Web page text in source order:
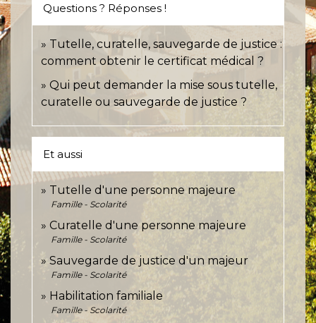
Questions ? Réponses !
Tutelle, curatelle, sauvegarde de justice :
comment obtenir le certificat médical ?
Qui peut demander la mise sous tutelle,
curatelle ou sauvegarde de justice ?
Et aussi
Tutelle d'une personne majeure
Famille - Scolarité
Curatelle d'une personne majeure
Famille - Scolarité
Sauvegarde de justice d'un majeur
Famille - Scolarité
Habilitation familiale
Famille - Scolarité